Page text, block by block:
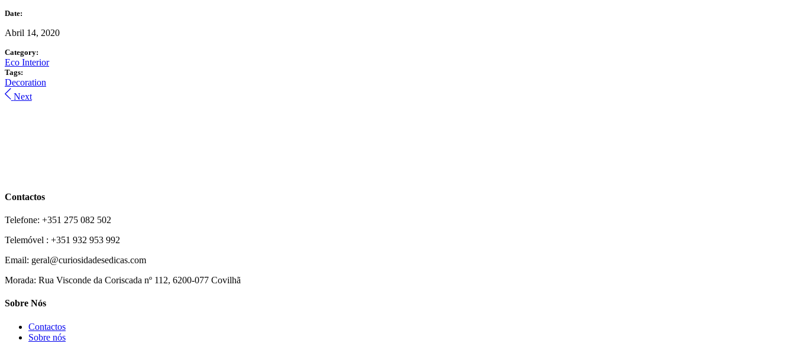
Date:
Abril 14, 2020
Category:
Eco Interior
Tags:
Decoration
Next
Contactos
Telefone: +351 275 082 502
Telemóvel : +351 932 953 992
Email: geral@curiosidadesedicas.com
Morada: Rua Visconde da Coriscada nº 112, 6200-077 Covilhã
Sobre Nós
Contactos
Sobre nós